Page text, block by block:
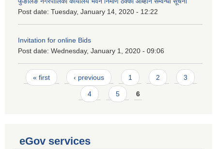
Post date: Tuesday, January 14, 2020 - 12:22
Invitation for online Bids
Post date: Wednesday, January 1, 2020 - 09:06
Pages
« first ‹ previous 1 2 3
4 5 6
eGov services